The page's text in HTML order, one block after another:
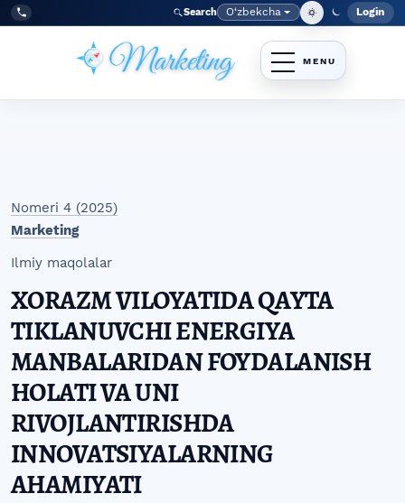
Skip to main navigation menu
Skip to main content
Skip to site footer
Tel:
+998977838464 Search Language
O‘zbekcha Login
Nomeri 4 (2025)
Marketing
Ilmiy maqolalar
XORAZM VILOYATIDA QAYTA
TIKLANUVCHI ENERGIYA
MANBALARIDAN FOYDALANISH
HOLATI VA UNI
RIVOJLANTIRISHDA
INNOVATSIYALARNING
AHAMIYATI